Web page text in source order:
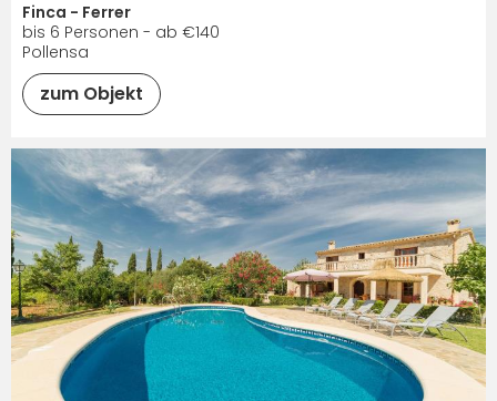
Finca - Ferrer
bis 6 Personen - ab €140
Pollensa
zum Objekt